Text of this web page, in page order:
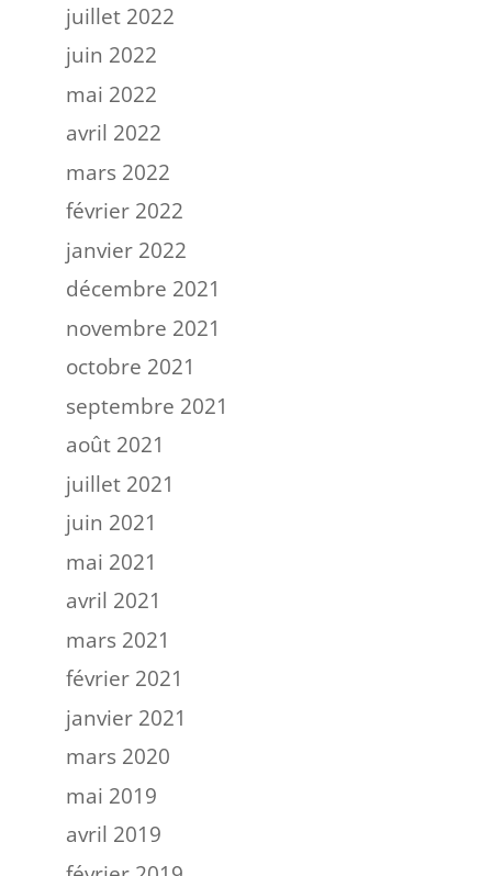
juillet 2022
juin 2022
mai 2022
avril 2022
mars 2022
février 2022
janvier 2022
décembre 2021
novembre 2021
octobre 2021
septembre 2021
août 2021
juillet 2021
juin 2021
mai 2021
avril 2021
mars 2021
février 2021
janvier 2021
mars 2020
mai 2019
avril 2019